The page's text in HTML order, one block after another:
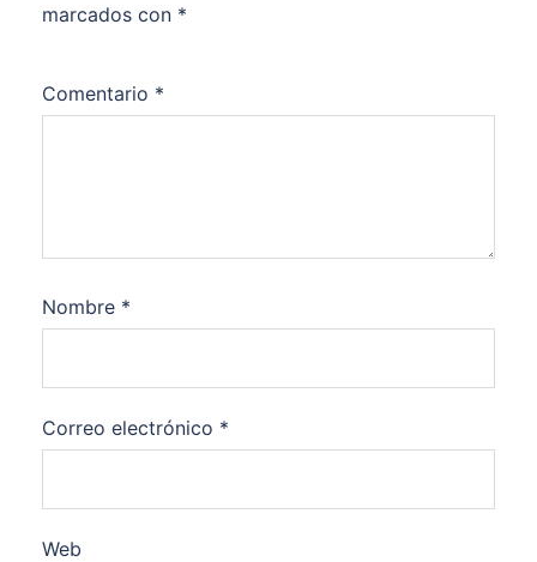
marcados con *
Comentario *
Nombre *
Correo electrónico *
Web